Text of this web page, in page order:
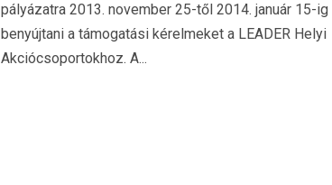
pályázatra 2013. november 25-től 2014. január 15-
benyújtani a támogatási kérelmeket a LEADER Helyi
Akciócsoportokhoz. A...